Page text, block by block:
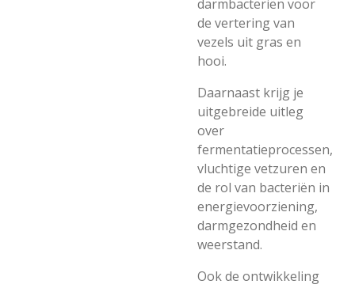
darmbacteriën voor
de vertering van
vezels uit gras en
hooi.
Daarnaast krijg je
uitgebreide uitleg
over
fermentatieprocessen,
vluchtige vetzuren en
de rol van bacteriën in
energievoorziening,
darmgezondheid en
weerstand.
Ook de ontwikkeling